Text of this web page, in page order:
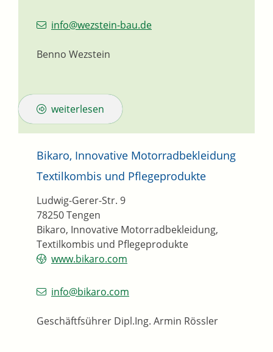
info@wezstein-bau.de
Benno Wezstein
weiterlesen
Bikaro, Innovative Motorradbekleidung
Textilkombis und Pflegeprodukte
Bikaro, Innovative Motorradbekleidung,
Textilkombis und Pflegeprodukte
Ludwig-Gerer-Str. 9
78250Tengen
www.bikaro.com
info@bikaro.com
Geschäftfsührer Dipl.Ing. Armin Rössler